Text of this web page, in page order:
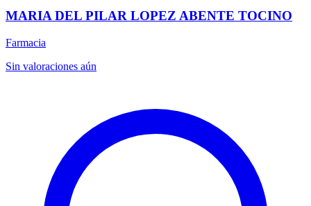
MARIA DEL PILAR LOPEZ ABENTE TOCINO
Farmacia
Sin valoraciones aún